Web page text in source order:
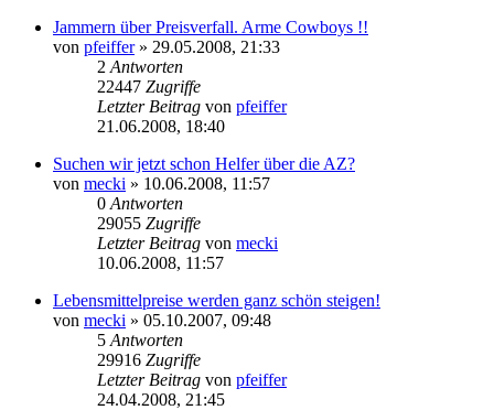
Jammern über Preisverfall. Arme Cowboys !!
von pfeiffer» 29.05.2008, 21:33
2 Antworten
22447 Zugriffe
Letzter Beitrag von pfeiffer
21.06.2008, 18:40
Suchen wir jetzt schon Helfer über die AZ?
von mecki » 10.06.2008, 11:57
0 Antworten
29055 Zugriffe
Letzter Beitrag von mecki
10.06.2008, 11:57
Lebensmittelpreise werden ganz schön steigen!
von mecki » 05.10.2007, 09:48
5 Antworten
29916 Zugriffe
Letzter Beitrag von pfeiffer
24.04.2008, 21:45